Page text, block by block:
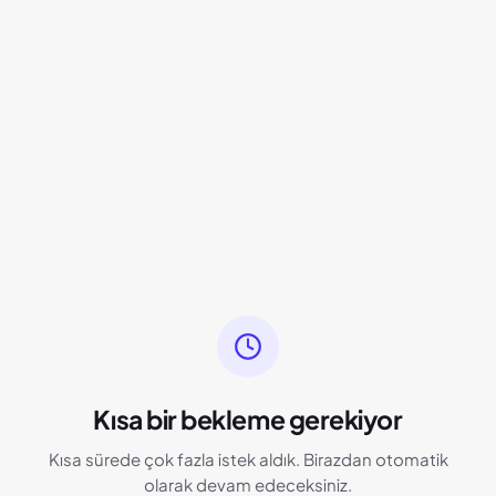
Kısa bir bekleme gerekiyor
Kısa sürede çok fazla istek aldık. Birazdan otomatik
olarak devam edeceksiniz.